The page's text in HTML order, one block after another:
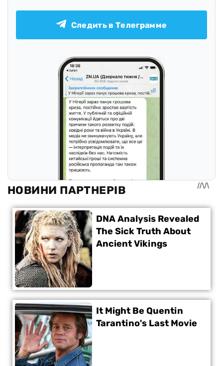
Следить в Телеграмме